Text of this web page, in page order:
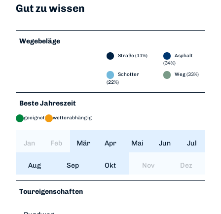
Gut zu wissen
Wegebeläge
Straße (11%)
Asphalt
(34%)
Schotter
(22%)
Weg (33%)
Beste Jahreszeit
geeignet wetterabhängig
Jan Feb Mär Apr Mai Jun Jul
Aug Sep Okt Nov Dez
Toureigenschaften